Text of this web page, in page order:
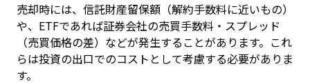
売却時には、信託財産留保額（解約手数料に近いもの）
や、ETFであれば証券会社の売買手数料・スプレッド
（売買価格の差）などが発生することがあります。これ
らは投資の出口でのコストとして考慮する必要がありま
す。